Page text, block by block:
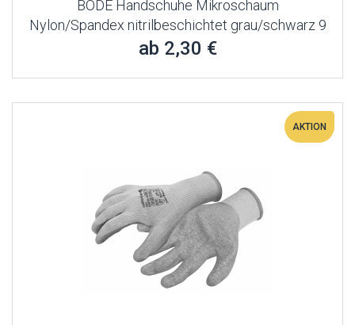
BODE Handschuhe Mikroschaum
Nylon/Spandex nitrilbeschichtet grau/schwarz 9
ab 2,30 €
AKTION